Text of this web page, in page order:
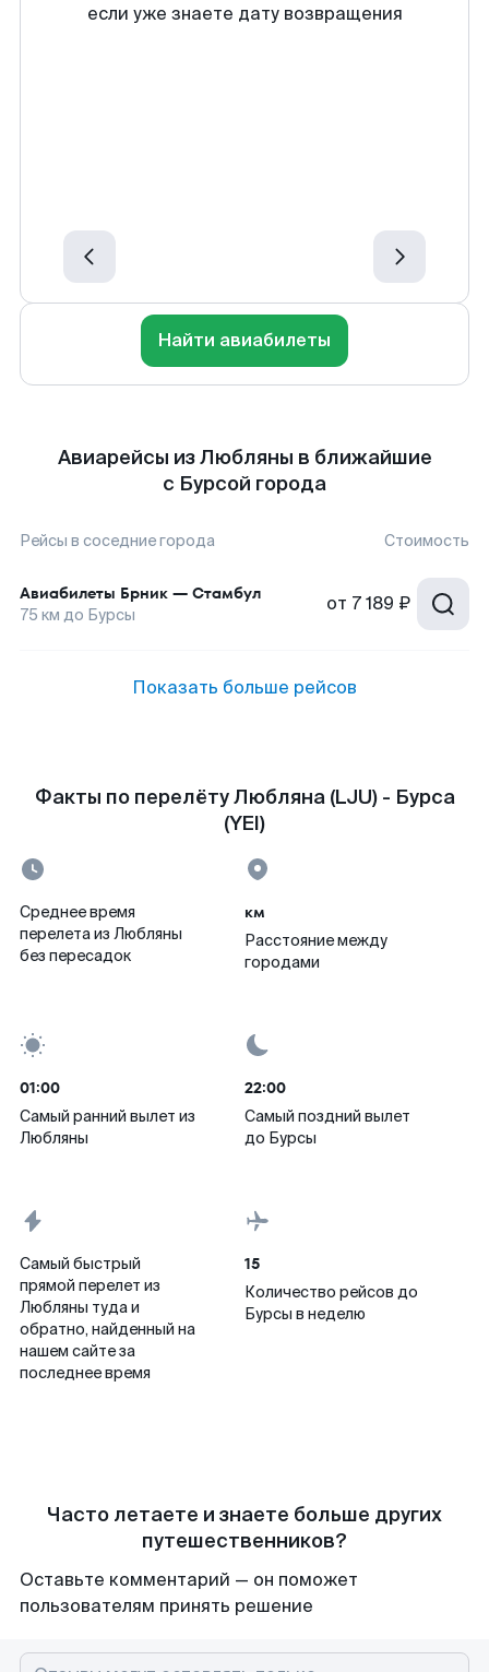
если уже знаете дату возвращения
Найти авиабилеты
Авиарейсы из Любляны в ближайшие
с Бурсой города
Рейсы в соседние города Стоимость
Авиабилеты Брник — Стамбул
75 км до Бурсы от 7 189 ₽
Показать больше рейсов
Факты по перелёту Любляна (LJU) - Бурса
(YEI)
Среднее время
перелета из Любляны
без пересадок
км
Расстояние между
городами
01:00
Самый ранний вылет из
Любляны
22:00
Самый поздний вылет
до Бурсы
Самый быстрый
прямой перелет из
Любляны туда и
обратно, найденный на
нашем сайте за
последнее время
15
Количество рейсов до
Бурсы в неделю
Часто летаете и знаете больше других
путешественников?
Оставьте комментарий — он поможет
пользователям принять решение